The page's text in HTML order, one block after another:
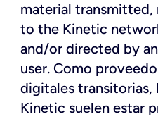
material
to the Kinetic
and/or directed by
user. Como
digitales transitorias,
Kinetic suelen estar